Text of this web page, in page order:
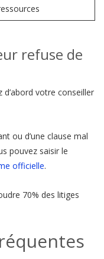
refuse de
votre conseiller
ou d’une clause mal
pouvez saisir le
officielle.
70% des litiges